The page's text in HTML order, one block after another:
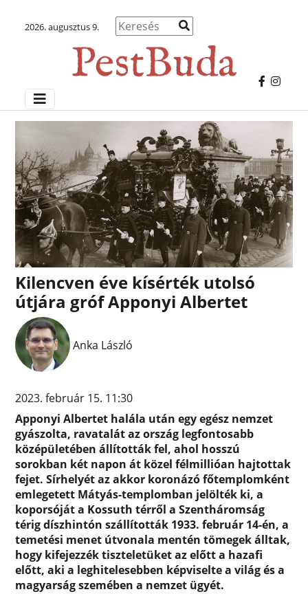
2026. augusztus 9.
Kilencven éve kísérték utolsó
útjára gróf Apponyi Albertet
Anka László
2023. február 15. 11:30
Apponyi Albertet halála után egy egész nemzet
gyászolta, ravatalát az ország legfontosabb
középületében állították fel, ahol hosszú
sorokban két napon át közel félmillióan hajtottak
fejet. Sírhelyét az akkor koronázó főtemplomként
emlegetett Mátyás-templomban jelölték ki, a
koporsóját a Kossuth térről a Szentháromság
térig díszhintón szállították 1933. február 14-én, a
temetési menet útvonala mentén tömegek álltak,
hogy kifejezzék tiszteletüket az előtt a hazafi
előtt, aki a leghitelesebben képviselte a világ és a
magyarság szemében a nemzet ügyét.